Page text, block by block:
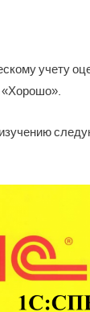
учету
«Хорошо».